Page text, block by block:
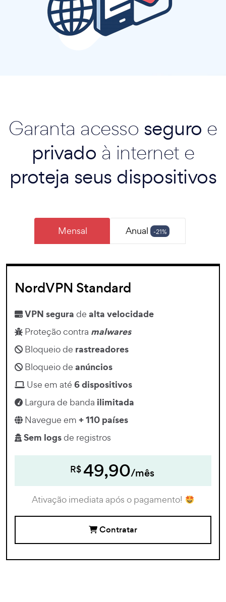
Garanta acesso seguro e
privado à internet e
proteja seus dispositivos
Mensal Anual -21%
NordVPN Standard
VPN segura de alta velocidade
Proteção contra malwares
Bloqueio de rastreadores
Bloqueio de anúncios
Use em até 6 dispositivos
Largura de banda ilimitada
Navegue em + 110 países
Sem logsde registros
R$ 49,90/mês
Ativação imediata após o pagamento!
Contratar